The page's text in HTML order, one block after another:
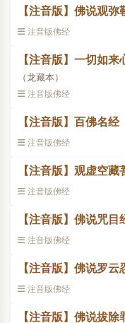
【注音版】佛说观
注音版佛经
【注音版】一切如
（龙藏本）
注音版佛经
【注音版】百佛名经
注音版佛经
【注音版】观虚空藏
注音版佛经
【注音版】佛说咒目
注音版佛经
【注音版】佛说罗云
注音版佛经
【注音版】佛说拔除